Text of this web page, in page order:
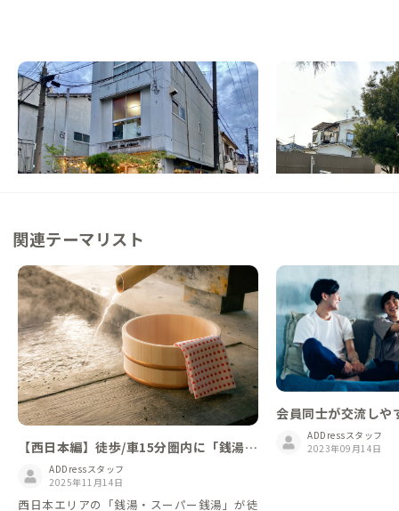
大阪庄内A邸
大阪府 ゲストハウス
【駅徒歩13分】林間学校を思い出す、懐か
し個性あふれるホステル
この家からの距離 3km
門真A邸
シェアハウス
【大和田駅徒歩6分
り時間も交流も楽し
この家からの距離 9km
関連テーマリスト
【西日本編】徒歩/車15分圏内に「銭湯」
がある家ADDressスタッフ
2025年11月14日
西日本エリアの「銭湯・スーパー銭湯」が徒
会員同士が交流しや
ADDressスタッフ
2023年09月14日